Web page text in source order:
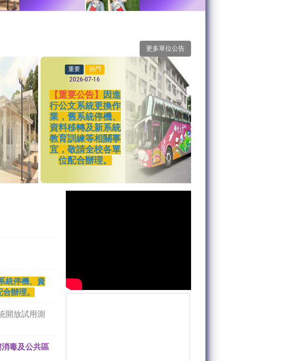
更多單位公告
重要
熱門
2026-07-16
【重要公告】
因進
行公文系統更換作
業，舊系統停機、
資料移轉及新系統
教育訓練等相關事
宜，敬請全校各單
位配合辦理。
統停機、資
辦理。
開放試用測
消毒及公共區